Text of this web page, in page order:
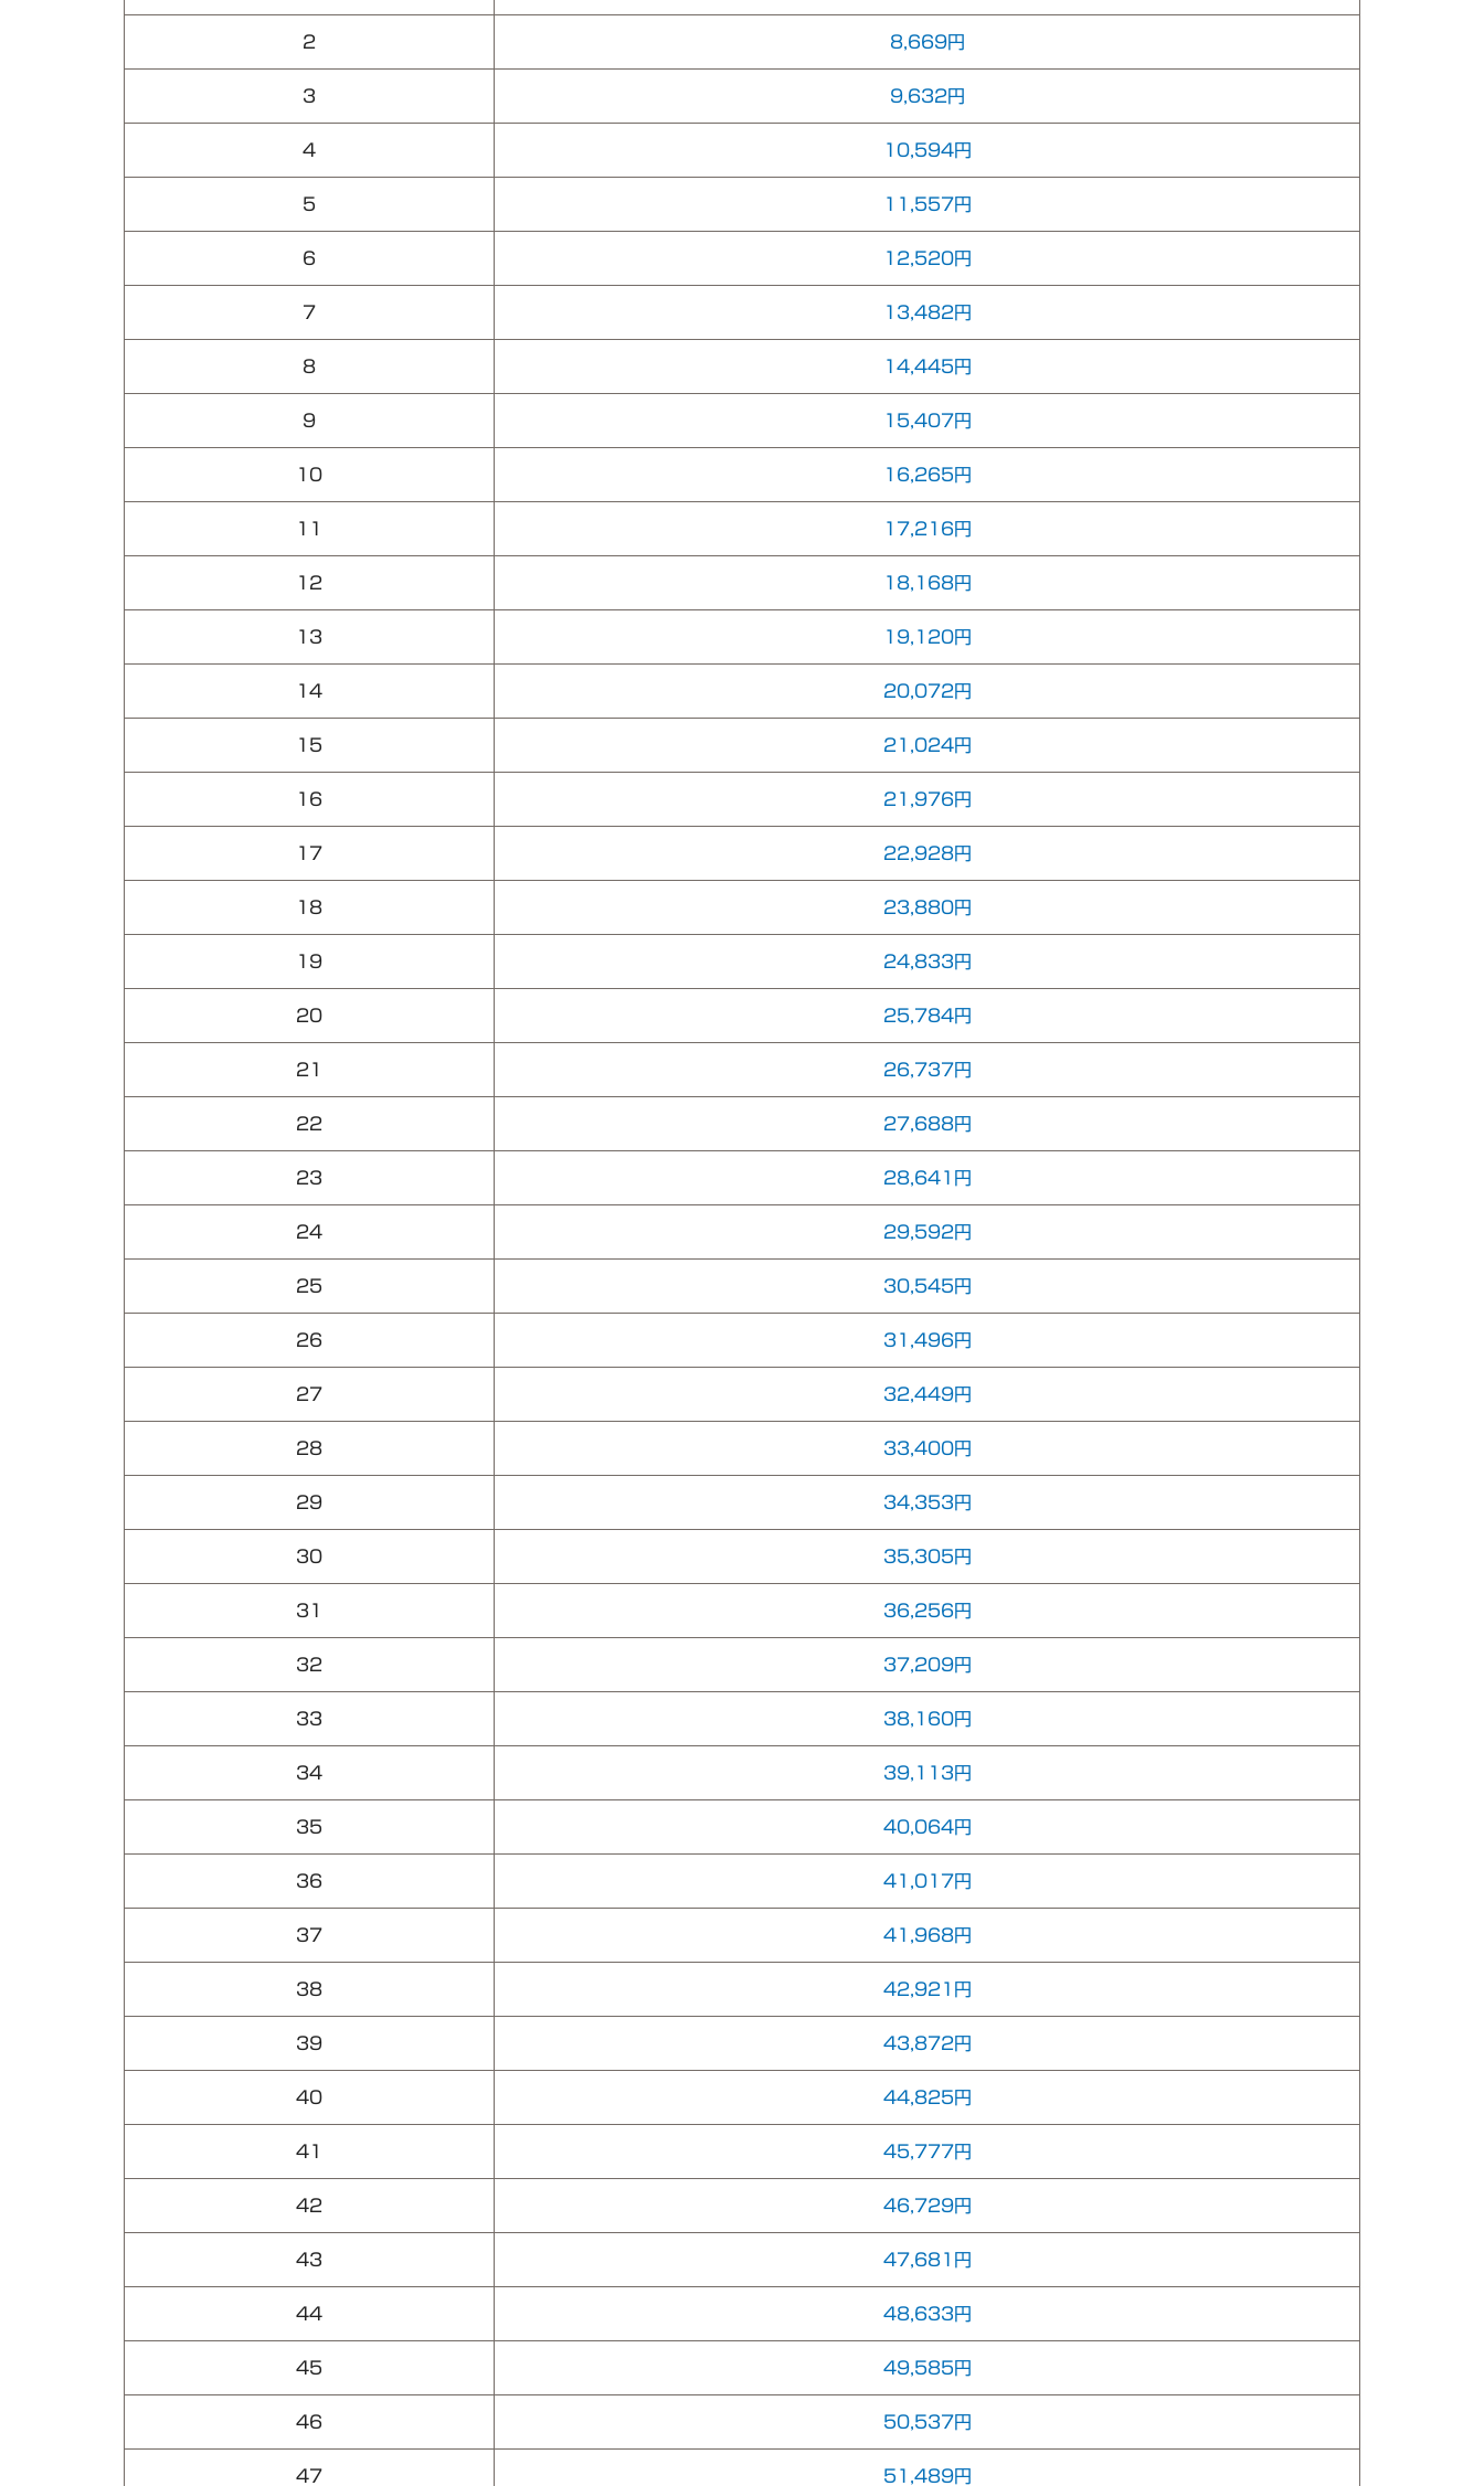
2 8,669円
3 9,632円
4 10,594円
5 11,557円
6 12,520円
7 13,482円
8 14,445円
9 15,407円
10 16,265円
11 17,216円
12 18,168円
13 19,120円
14 20,072円
15 21,024円
16 21,976円
17 22,928円
18 23,880円
19 24,833円
20 25,784円
21 26,737円
22 27,688円
23 28,641円
24 29,592円
25 30,545円
26 31,496円
27 32,449円
28 33,400円
29 34,353円
30 35,305円
31 36,256円
32 37,209円
33 38,160円
34 39,113円
35 40,064円
36 41,017円
37 41,968円
38 42,921円
39 43,872円
40 44,825円
41 45,777円
42 46,729円
43 47,681円
44 48,633円
45 49,585円
46 50,537円
47 51,489円